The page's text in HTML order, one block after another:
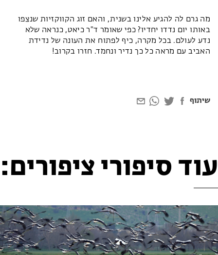
מה גרם לה להגיע אלינו בשנית, והאם זוג הקווקזיות שנצפו
באותו יום נדדו יחדיו? כפי שאומר ד"ר כיאט, כנראה שלא
נדע לעולם. בכל מקרה, כיף לפתוח את העונה של נדידת
האביב עם מראה כל כך נדיר ונחמד. חזרו בקרוב!
שיתוף
עוד סיפורי ציפורים: